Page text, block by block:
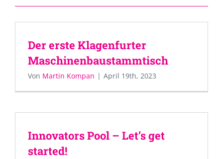
Der erste Klagenfurter
Maschinenbaustammtisch
Von Martin Kompan | April 19th, 2023
Innovators Pool – Let’s get
started!